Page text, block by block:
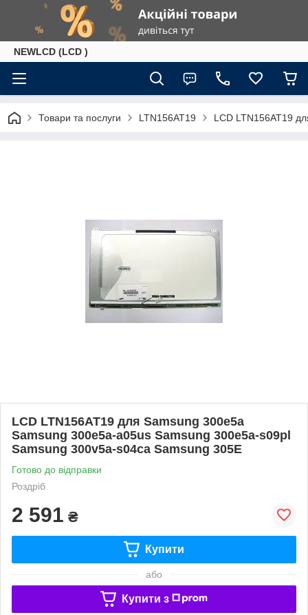
NEWLCD (LCD )
Товари та послуги LTN156AT19 LCD LTN156AT19
LCD LTN156AT19 для Samsung 300e5a
Samsung 300e5a-a05us Samsung 300e5a-s09pl
Samsung 300v5a-s04ca Samsung 305E
Готово до відправки
Роздріб
2 591 ₴
Купити
або
Купити з